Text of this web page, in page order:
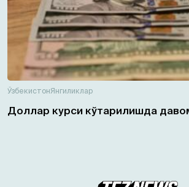
ЎзбекистонЯнгиликлар
Доллар курси кўтарилишда